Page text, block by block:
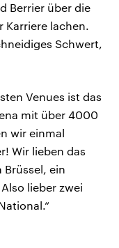
Berrier über die
Karriere lachen.
Schwert,
Venues ist das
mit über 4000
wir einmal
Wir lieben das
Brüssel, ein
lieber zwei